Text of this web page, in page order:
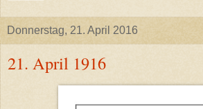
Donnerstag, 21. April 2016
21. April 1916